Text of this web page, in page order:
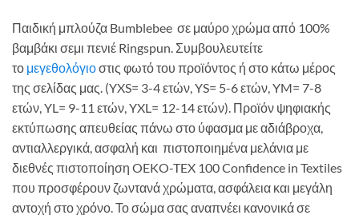
Παιδική μπλούζα Bumblebee σε μαύρο χρώμα από 100%
βαμβάκι σεμι πενιέ Ringspun. Συμβουλευτείτε
το μεγεθολόγιοστις φωτό του προϊόντος ή στο κάτω μέρος
της σελίδας μας. (YXS= 3-4 ετών, YS= 5-6 ετών, YM= 7-8
ετών, YL= 9-11 ετών, YXL= 12-14 ετών). Προϊόν ψηφιακής
εκτύπωσης απευθείας πάνω στο ύφασμα με αδιάβροχα,
αντιαλλεργικά, ασφαλή και πιστοποιημένα μελάνια με
διεθνές πιστοποίηση OEKO-TEX 100 Confidence in Textiles
που προσφέρουν ζωντανά χρώματα, ασφάλεια και μεγάλη
αντοχή στο χρόνο. Το σώμα σας αναπνέει κανονικά σε